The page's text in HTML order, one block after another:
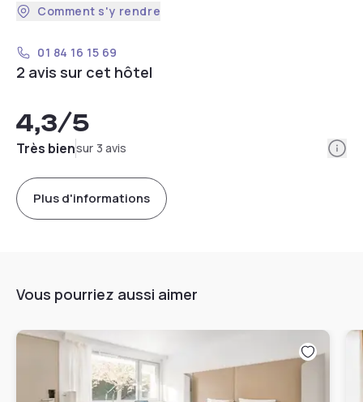
Comment s'y rendre
01 84 16 15 69
2 avis sur cet hôtel
4,3/5
Très biensur 3 avis
Plus d'informations
Vous pourriez aussi aimer